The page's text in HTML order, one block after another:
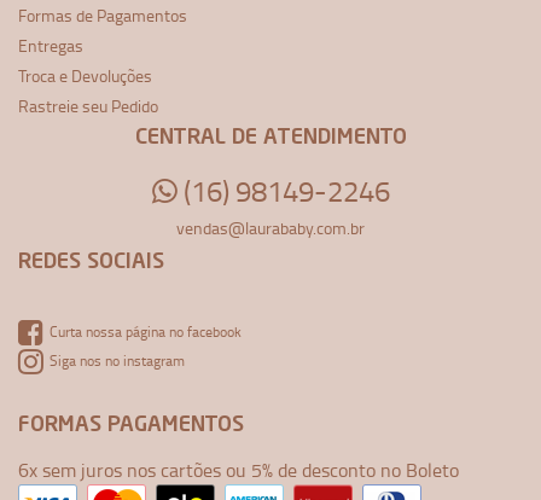
Formas de Pagamentos
Entregas
Troca e Devoluções
Rastreie seu Pedido
CENTRAL DE ATENDIMENTO
(16) 98149-2246
vendas@laurababy.com.br
REDES SOCIAIS
Curta nossa página no facebook
Siga nos no instagram
FORMAS PAGAMENTOS
6x sem juros nos cartões ou 5% de desconto no Boleto